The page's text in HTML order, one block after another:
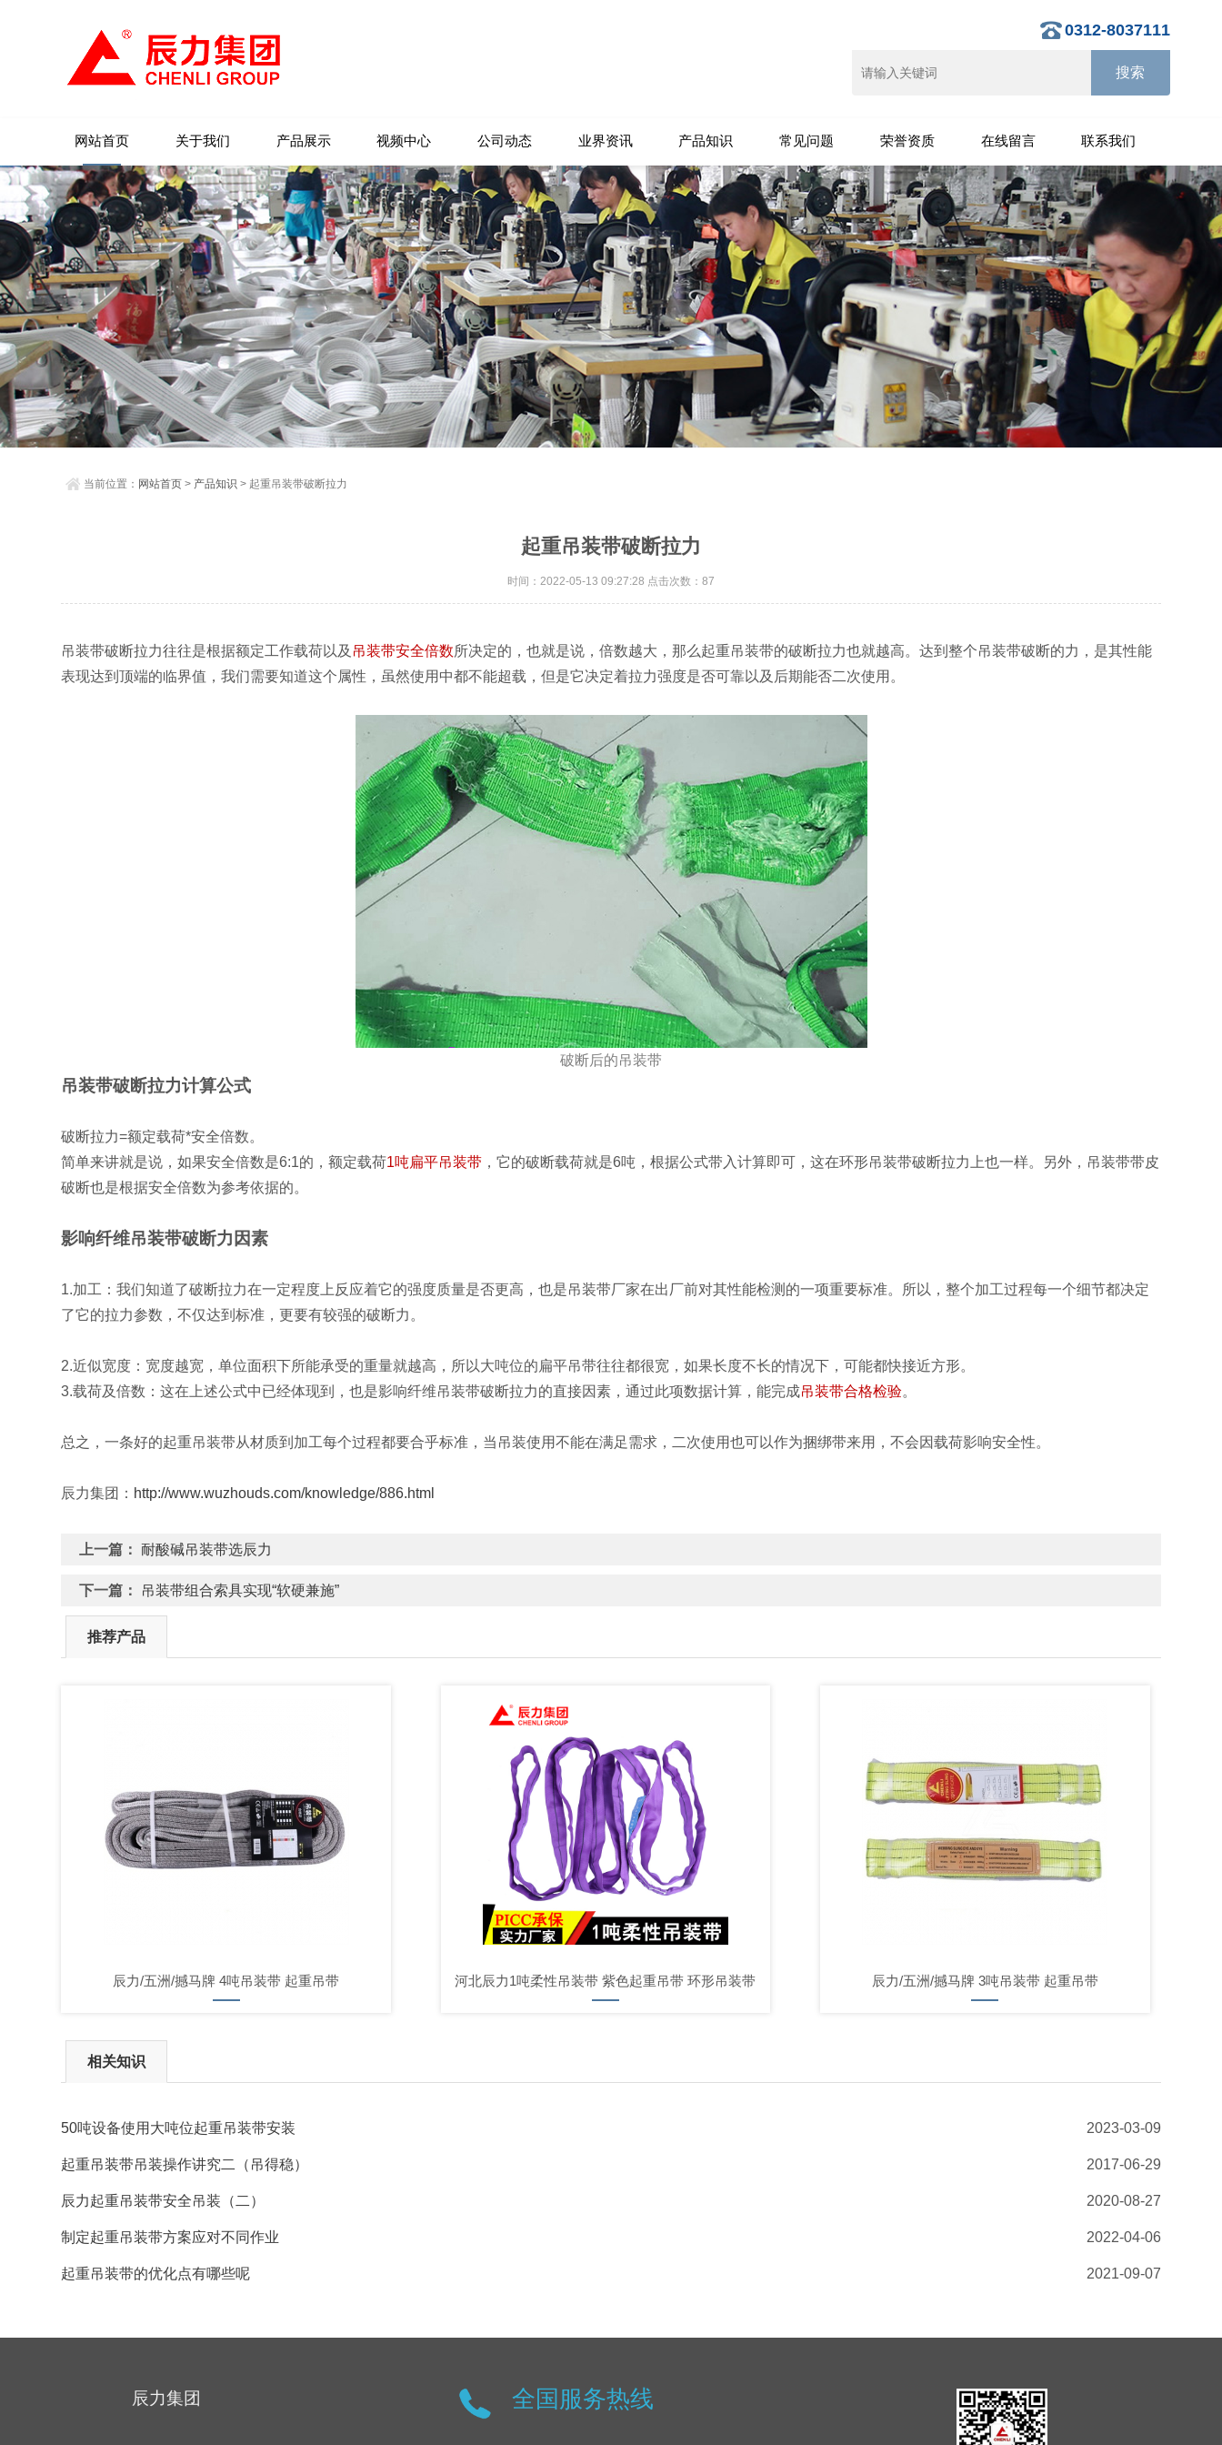
0312-8037111
网站首页 关于我们 产品展示 视频中心 公司动态 业界资讯 产品知识 常见问题 荣誉资质 在线留言 联系我们
当前位置： 网站首页 > 产品知识 > 起重吊装带破断拉力
起重吊装带破断拉力
时间：2022-05-13 09:27:28 点击次数：87
吊装带破断拉力往往是根据额定工作载荷以及 吊装带安全倍数所决定的，也就是说，倍数越大，那么起重吊装带的破断拉力也就越高。达到整个吊装带破断的力，是其性能
表现达到顶端的临界值，我们需要知道这个属性，虽然使用中都不能超载，但是它决定着拉力强度是否可靠以及后期能否二次使用。
破断后的吊装带
吊装带破断拉力计算公式
破断拉力=额定载荷*安全倍数。
简单来讲就是说，如果安全倍数是6:1的，额定载荷1吨扁平吊装带 ，它的破断载荷就是6吨，根据公式带入计算即可，这在环形吊装带破断拉力上也一样。另外，吊装带带皮
破断也是根据安全倍数为参考依据的。
影响纤维吊装带破断力因素
1.加工：我们知道了破断拉力在一定程度上反应着它的强度质量是否更高，也是吊装带厂家在出厂前对其性能检测的一项重要标准。所以，整个加工过程每一个细节都决定
了它的拉力参数，不仅达到标准，更要有较强的破断力。
2.近似宽度：宽度越宽，单位面积下所能承受的重量就越高，所以大吨位的扁平吊带往往都很宽，如果长度不长的情况下，可能都快接近方形。
3.载荷及倍数：这在上述公式中已经体现到，也是影响纤维吊装带破断拉力的直接因素，通过此项数据计算，能完成吊装带合格检验。
总之，一条好的起重吊装带从材质到加工每个过程都要合乎标准，当吊装使用不能在满足需求，二次使用也可以作为捆绑带来用，不会因载荷影响安全性。
辰力集团： http://www.wuzhouds.com/knowledge/886.html
上一篇： 耐酸碱吊装带选辰力
下一篇： 吊装带组合索具实现“软硬兼施”
推荐产品
辰力/五洲/撼马牌 4吨吊装带 起重吊带 河北辰力1吨柔性吊装带 紫色起重吊带 环形吊装带 辰力/五洲/撼马牌 3吨吊装带 起重吊带
相关知识
50吨设备使用大吨位起重吊装带安装 2023-03-09
起重吊装带吊装操作讲究二（吊得稳） 2017-06-29
辰力起重吊装带安全吊装（二） 2020-08-27
制定起重吊装带方案应对不同作业 2022-04-06
起重吊装带的优化点有哪些呢 2021-09-07
辰力集团 全国服务热线